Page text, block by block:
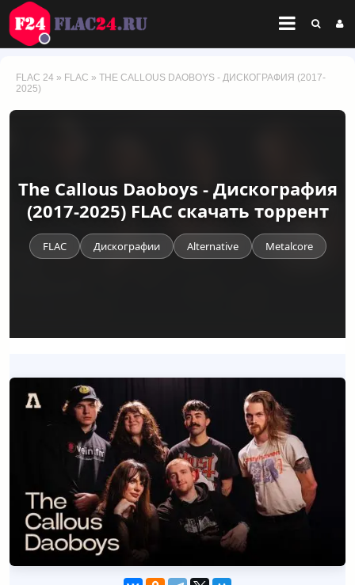
FLAC 24 » FLAC » THE CALLOUS DAOBOYS - ДИСКОГРАФИЯ (2017-
2025)
The Callous Daoboys - Дискография
(2017-2025) FLAC скачать торрент
FLAC Дискографии Alternative Metalcore